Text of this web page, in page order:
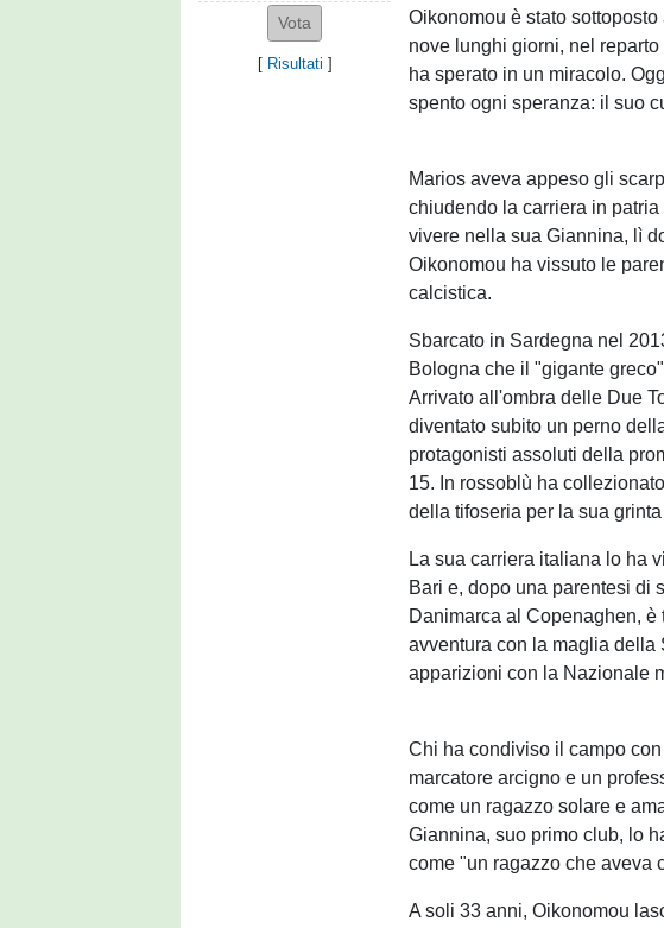
[ Risultati ]
Oikonomou è stato
nove lunghi giorni, nel
ha sperato in un miracolo.
spento ogni speranza: il suo
Marios aveva appeso gli
chiudendo la carriera in
vivere nella sua Giannina, lì
Oikonomou ha vissuto le
calcistica.
Sbarcato in Sardegna nel
Bologna che il "gigante
Arrivato all'ombra delle Due
diventato subito un perno
protagonisti assoluti della
15. In rossoblù ha
della tifoseria per la sua
La sua carriera italiana lo ha
Bari e, dopo una parentesi di
Danimarca al Copenaghen,
avventura con la maglia della
apparizioni con la Nazionale
Chi ha condiviso il campo
marcatore arcigno e un
come un ragazzo solare e
Giannina, suo primo club, lo
come "un ragazzo che aveva
A soli 33 anni, Oikonomou